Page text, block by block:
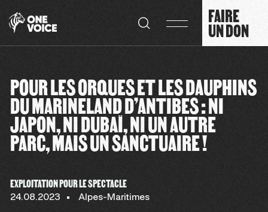
FAIRE
UN DON
POUR LES ORQUES ET LES DAUPHINS
DU MARINELAND D’ANTIBES : NI
JAPON, NI DUBAÏ, NI UN AUTRE
PARC, MAIS UN SANCTUAIRE !
EXPLOITATION POUR LE SPECTACLE
24.08.2023 Alpes-Maritimes